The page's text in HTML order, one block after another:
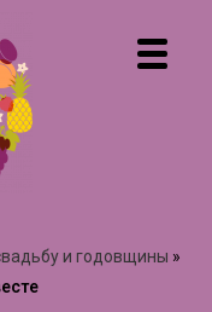
и годовщины »